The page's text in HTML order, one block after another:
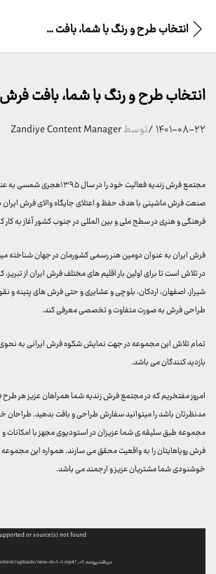
انتخاب طرح و رنگ با شما، بافت فرش با ما
انتخاب طرح و رنگ با شما، بافت فرش
۱۴۰۱-۰۸-۲۲/توسطZandiye Content Manager
مجتمع فرش زندیه فعالیت خود را در
صنعت فرش ماشینی با هدف حفظ و اعتلای جایگاه والای فرش ایران
فرهنگی و هنری در سطح ملی و بین المللی در جنوب کشور آغاز به کار
فرش ایران به عنوان دومین هنر رسمی کشورمان در جهان شناخته
در تلاش است تا برای اولین بار اقلیم های مختلف فرش ایران از
شیراز، اصفهان، اردکان، بلوچی و عشایری و حتی فرش های پتینه و
طراحی فرش به صورت متفاوت و تخصصی معرفی کند.
تمام تلاش این مجموعه در جهت نمایش شکوه فرش ایرانی به نحوی
بازدید کنندگان می باشد.
امروز مفتخریم که در مجتمع فرش زندیه شما همراهان عزیز هر
مدنظرتان باشد را میتوانید سفارش طراحی و بافت بدهید.
مجموعه طبق سلیقه ی شما عزیزان در استودیوی مجهز با امکانات و
فرش رویاهایتان را به واقعیت محقق می سازند. همواره این
خوشنودی شما مشتریان عزیز و ارجمند می باشد.
or source(s) not found
دریافت پرونده: https://zandiehcarpet.com/wp-content/uploads/new-m-1-1.mp4?_=1